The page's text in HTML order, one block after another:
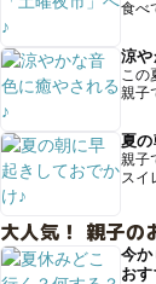
食べ
涼
この
親子
夏
親子
スイ
大人気！ 親子の
今
お